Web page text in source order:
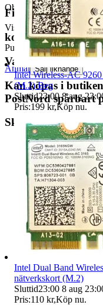
Fint skick fungerar
kolla gärna mina
Vad som syns i bild
Kan köpas i
PostNord spårbart
Skriv till mig för
Objektnr 728 011 804
Visningar 222
Publicerad 21 apr 01:03
Anmäl Sälj liknande
Intel Wireless-AC
(M.2) Beg
Sluttid23:00 8 aug
Pris:199 kr,Köp nu.
Intel Dual Band
nätverkskort (M.2)
Sluttid23:00 8 aug
Pris:110 kr,Köp nu.